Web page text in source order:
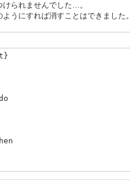
られませんでした…。
うにすれば消すことはできました。